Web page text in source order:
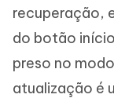
recuperação,
do botão
preso no
atualização é